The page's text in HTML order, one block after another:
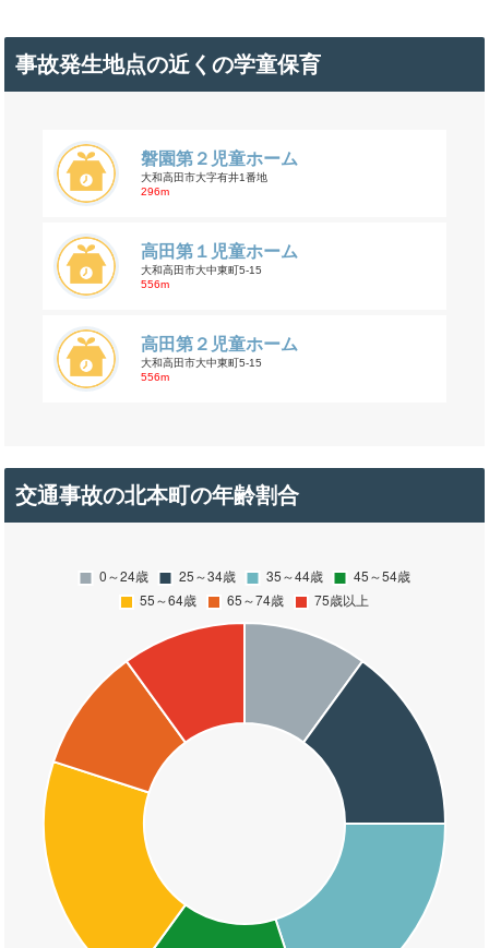
事故発生地点の近くの学童保育
磐園第２児童ホーム
大和高田市大字有井1番地
296m
高田第１児童ホーム
大和高田市大中東町5-15
556m
高田第２児童ホーム
大和高田市大中東町5-15
556m
交通事故の北本町の年齢割合